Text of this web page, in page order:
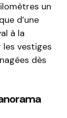
un
d’une
à la
les vestiges
dès